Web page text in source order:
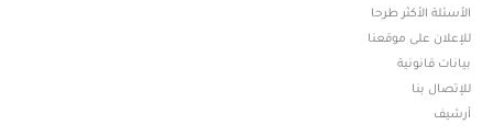
الأسئلة الأكثر طرحا
للإعلان على موقعنا
بيانات قانونية
للإتصال بنا
أرشيف